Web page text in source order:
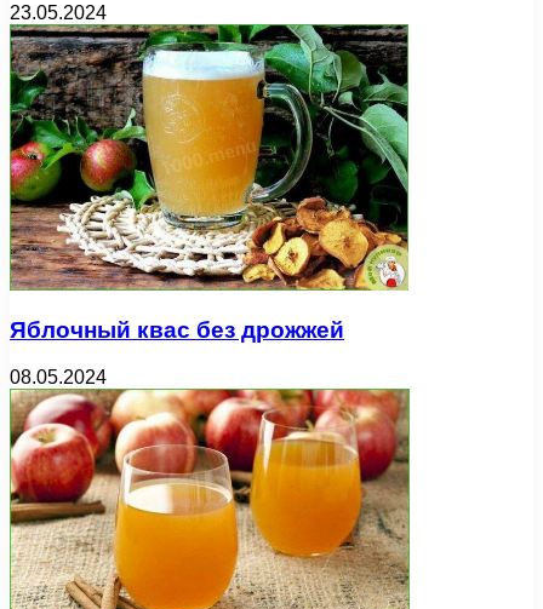
23.05.2024
Яблочный квас без дрожжей
08.05.2024